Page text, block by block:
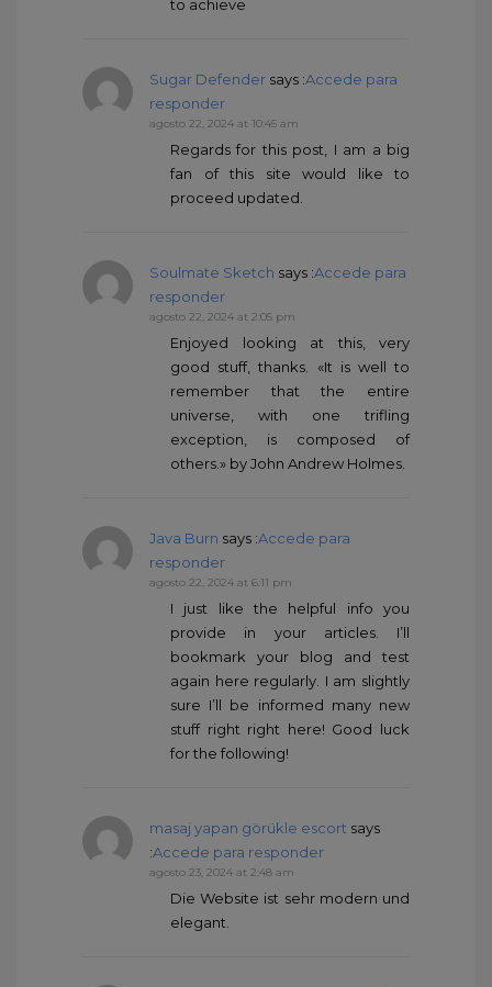
to achieve
Sugar Defender says :Accede para
responder
agosto 22, 2024 at 10:45 am
Regards for this post, I am a big
fan of this site would like to
proceed updated.
Soulmate Sketch says :Accede para
responder
agosto 22, 2024 at 2:05 pm
Enjoyed looking at this, very
good stuff, thanks. «It is well to
remember that the entire
universe, with one trifling
exception, is composed of
others.» by John Andrew Holmes.
Java Burn says :Accede para
responder
agosto 22, 2024 at 6:11 pm
I just like the helpful info you
provide in your articles. I’ll
bookmark your blog and test
again here regularly. I am slightly
sure I’ll be informed many new
stuff right right here! Good luck
for the following!
masaj yapan görükle escort says
:Accede para responder
agosto 23, 2024 at 2:48 am
Die Website ist sehr modern und
elegant.